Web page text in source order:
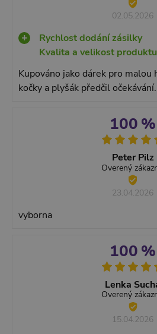
02.05.2026
Rychlost dodání zásilky
Kvalita a velikost produktu
Kupováno jako dárek pro
kočky a plyšák předčil očekávání.
100 %
Peter Pilz
Overený
23.04.2026
vyborna
100 %
Lenka
Overený
15.04.2026